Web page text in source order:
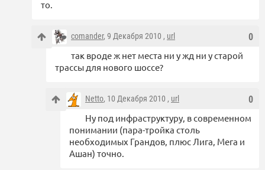
то.
0
comander, 9 Декабря 2010 , url
так вроде ж нет места ни у жд ни у старой
трассы для нового шоссе?
0
Netto, 10 Декабря 2010 , url
Ну под инфраструктуру, в современном
понимании (пара-тройка столь
необходимых Грандов, плюс Лига, Мега и
Ашан) точно.